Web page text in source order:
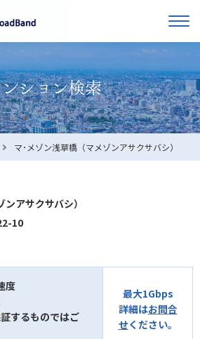
マンション検索
マ･メゾン浅草橋（マメゾンアサクサバシ）
アサクサバシ）
10
度
するものではご
最大1Gbps
詳細はお問合
せください。